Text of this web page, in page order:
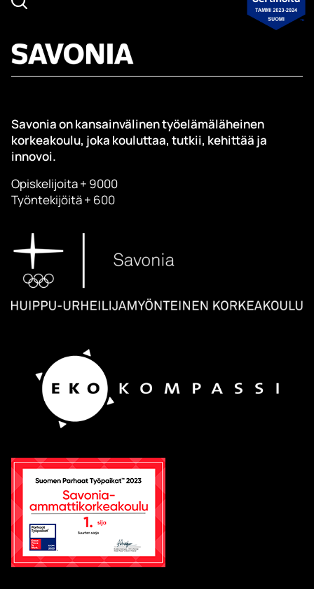
Savonia on kansainvälinen työelämäläheinen
korkeakoulu, joka kouluttaa, tutkii, kehittää ja
innovoi.
Opiskelijoita + 9000
Työntekijöitä + 600